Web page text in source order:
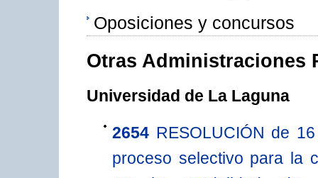
Oposiciones y concursos
Otras Administraciones
Universidad de La Laguna
2654 RESOLUCIÓN de
proceso selectivo para la